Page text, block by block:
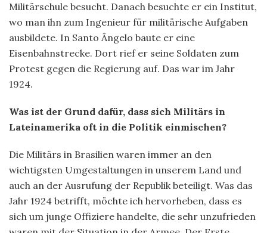
Militärschule besucht. Danach besuchte er ein Institut,
wo man ihn zum Ingenieur für militärische Aufgaben
ausbildete. In Santo Ângelo baute er eine
Eisenbahnstrecke. Dort rief er seine Soldaten zum
Protest gegen die Regierung auf. Das war im Jahr
1924.
Was ist der Grund dafür, dass sich Militärs in
Lateinamerika oft in die Politik einmischen?
Die Militärs in Brasilien waren immer an den
wichtigsten Umgestaltungen in unserem Land und
auch an der Ausrufung der Republik beteiligt. Was das
Jahr 1924 betrifft, möchte ich hervorheben, dass es
sich um junge Offiziere handelte, die sehr unzufrieden